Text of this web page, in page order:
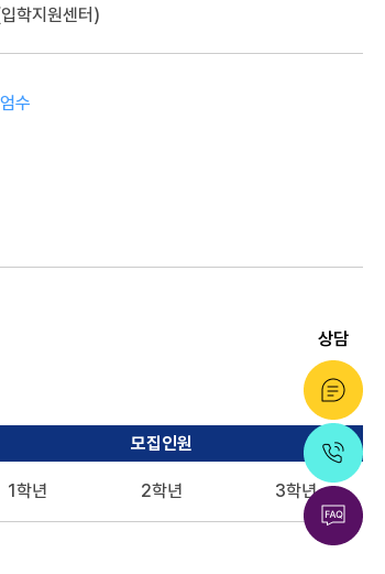
학지원센터)
수
모집인원
1학년 2학년 3학년
상담